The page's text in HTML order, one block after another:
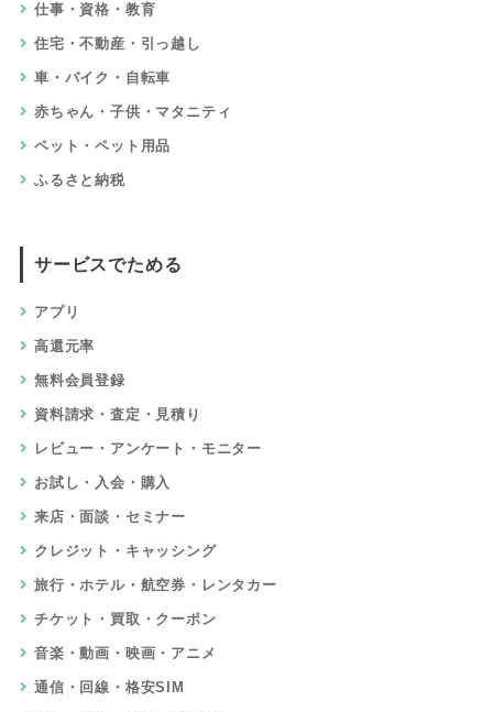
仕事・資格・教育
住宅・不動産・引っ越し
車・バイク・自転車
赤ちゃん・子供・マタニティ
ペット・ペット用品
ふるさと納税
サービスでためる
アプリ
高還元率
無料会員登録
資料請求・査定・見積り
レビュー・アンケート・モニター
お試し・入会・購入
来店・面談・セミナー
クレジット・キャッシング
旅行・ホテル・航空券・レンタカー
チケット・買取・クーポン
音楽・動画・映画・アニメ
通信・回線・格安SIM